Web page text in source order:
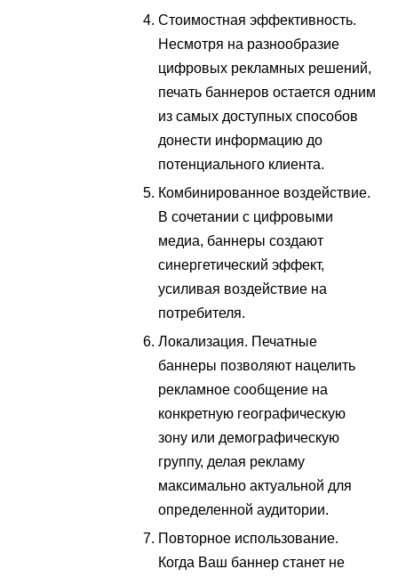
Стоимостная эффективность.
Несмотря на разнообразие
цифровых рекламных решений,
печать баннеров остается одним
из самых доступных способов
донести информацию до
потенциального клиента.
Комбинированное воздействие.
В сочетании с цифровыми
медиа, баннеры создают
синергетический эффект,
усиливая воздействие на
потребителя.
Локализация. Печатные
баннеры позволяют нацелить
рекламное сообщение на
конкретную географическую
зону или демографическую
группу, делая рекламу
максимально актуальной для
определенной аудитории.
Повторное использование.
Когда Ваш баннер станет не